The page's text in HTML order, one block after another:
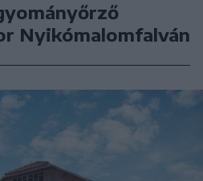
Nyikómalomfalván